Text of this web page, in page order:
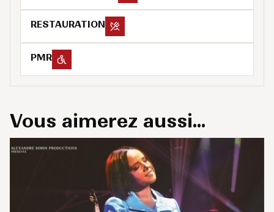
patiente. Entre disputes, rires et thérapie, jusqu’où ira
la collision entre ces deux êtres assoiffés d’amour ?
Texte Pierre-Olivier Scotto
Collaboration à l’écriture Martine Feldmann
Mise en scène Anne Bourgeois
RESTAURATION
PMR
Vous aimerez aussi...